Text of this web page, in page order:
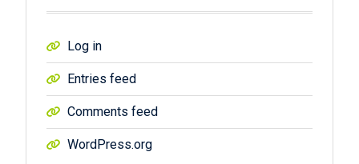
Log in
Entries feed
Comments feed
WordPress.org